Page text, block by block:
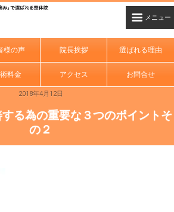
様の声 院長挨拶 選ばれる理由
料金 アクセス お問合せ
2018年4月12日
する為の重要な３つのポイントそ
の２